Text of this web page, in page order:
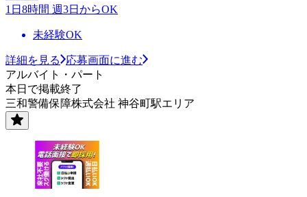
1日8時間 週3日からOK
未経験OK
詳細を見る
応募画面に進む
アルバイト・パート
本日で掲載終了
三和警備保障株式会社 神谷町駅エリア